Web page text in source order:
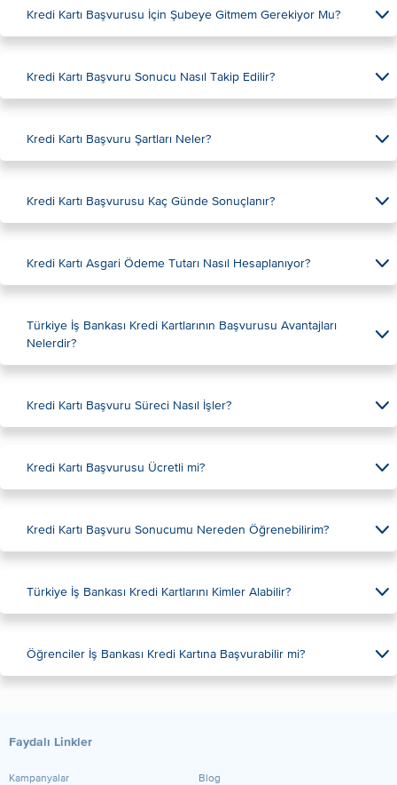
Kredi Kartı Başvurusu İçin Şubeye Gitmem Gerekiyor Mu?
Kredi Kartı Başvuru Sonucu Nasıl Takip Edilir?
Kredi Kartı Başvuru Şartları Neler?
Kredi Kartı Başvurusu Kaç Günde Sonuçlanır?
Kredi Kartı Asgari Ödeme Tutarı Nasıl Hesaplanıyor?
Türkiye İş Bankası Kredi Kartlarının Başvurusu Avantajları
Nelerdir?
Kredi Kartı Başvuru Süreci Nasıl İşler?
Kredi Kartı Başvurusu Ücretli mi?
Kredi Kartı Başvuru Sonucumu Nereden Öğrenebilirim?
Türkiye İş Bankası Kredi Kartlarını Kimler Alabilir?
Öğrenciler İş Bankası Kredi Kartına Başvurabilir mi?
Faydalı Linkler
Kampanyalar
Blog